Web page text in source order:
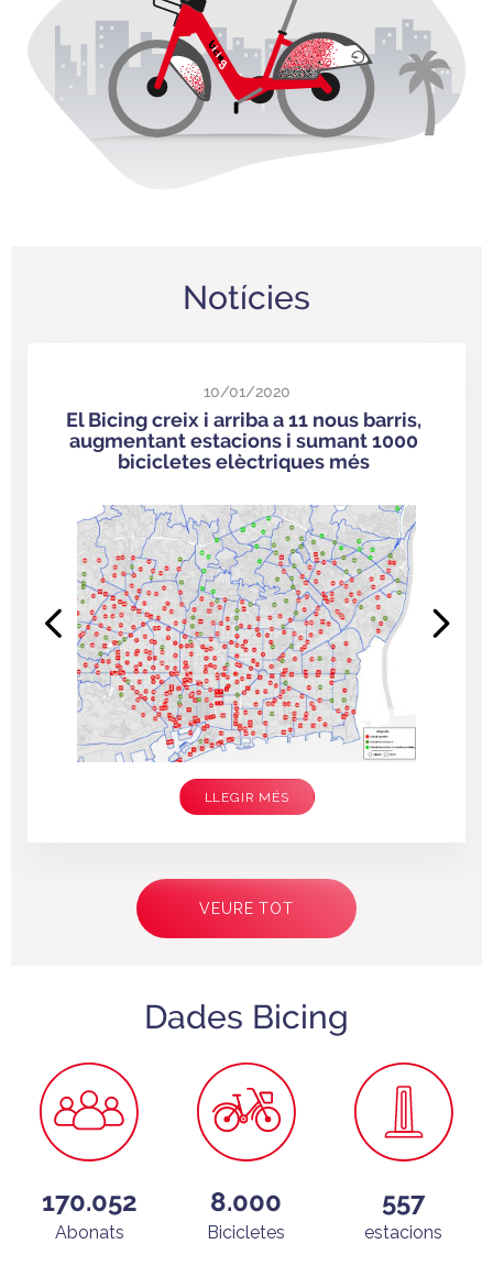
Notícies
10/01/2020
El Bicing creix i arriba a 11 nous barris,
augmentant estacions i sumant 1000
bicicletes elèctriques més
LLEGIR MÉS
VEURE TOT
Dades Bicing
170.052
Abonats
8.000
Bicicletes
557
estacions